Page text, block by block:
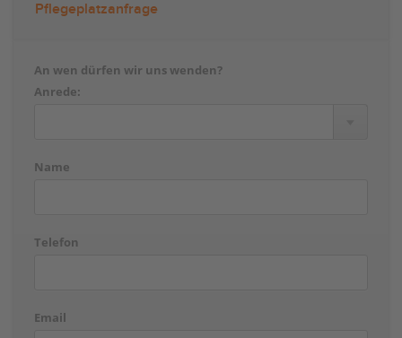
Pflegeplatzanfrage
An wen dürfen wir uns wenden?
Anrede:
Name
Telefon
Email